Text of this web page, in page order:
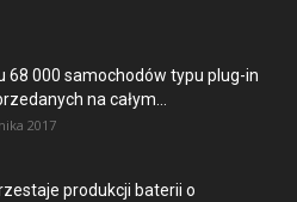
68 000 samochodów typu plug-in
na całym...
2017
produkcji baterii o